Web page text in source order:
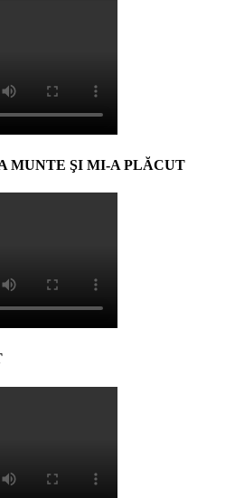
MUNTE ŞI MI-A PLĂCUT